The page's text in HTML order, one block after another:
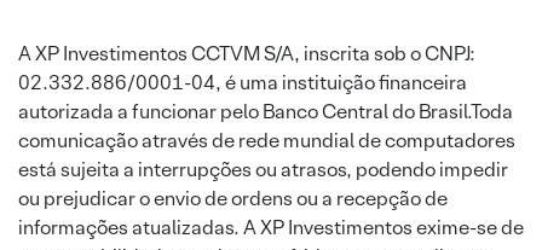
A XP Investimentos CCTVM S/A, inscrita sob o CNPJ:
02.332.886/0001-04, é uma instituição financeira
autorizada a funcionar pelo Banco Central do Brasil.Toda
comunicação através de rede mundial de computadores
está sujeita a interrupções ou atrasos, podendo impedir
ou prejudicar o envio de ordens ou a recepção de
informações atualizadas. A XP Investimentos exime-se de